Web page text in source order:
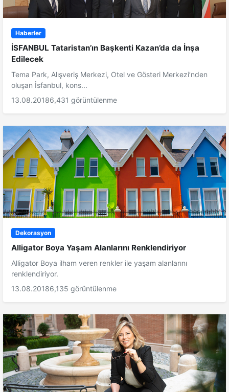
Haberler
İSFANBUL Tataristan’ın Başkenti Kazan’da da İnşa
Edilecek
Tema Park, Alışveriş Merkezi, Otel ve Gösteri Merkezi’nden
oluşan İsfanbul, kons...
13.08.20186,431 görüntülenme
Dekorasyon
Alligator Boya Yaşam Alanlarını Renklendiriyor
Alligator Boya ilham veren renkler ile yaşam alanlarını
renklendiriyor.
13.08.20186,135 görüntülenme